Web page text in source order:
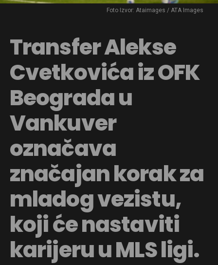
Foto Izvor: Ataimages / ATA Images
Transfer Alekse
Cvetkovića iz OFK
Beograda u
Vankuver
označava
značajan korak za
mladog vezistu,
koji će nastaviti
karijeru u MLS ligi.